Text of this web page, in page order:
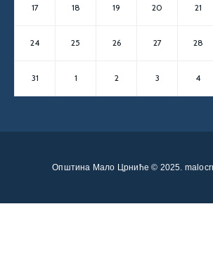
17 18 19 20 21
24 25 26 27 28
31 1 2 3 4
Општина Мало Црниће © 2025.